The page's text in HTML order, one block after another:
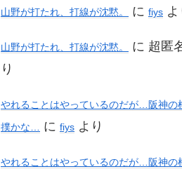
山野が打たれ、打線が沈黙。 に fiys よ
山野が打たれ、打線が沈黙。 に 超匿
り
やれることはやっているのだが…阪神の
撲かな… に fiys より
やれることはやっているのだが…阪神の